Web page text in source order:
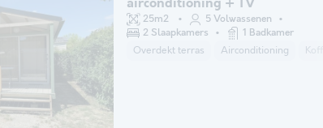
airconditioning + TV
25m2
5 Volwassenen
2 Slaapkamers
1 Badkamer
Overdekt terras Airconditioning